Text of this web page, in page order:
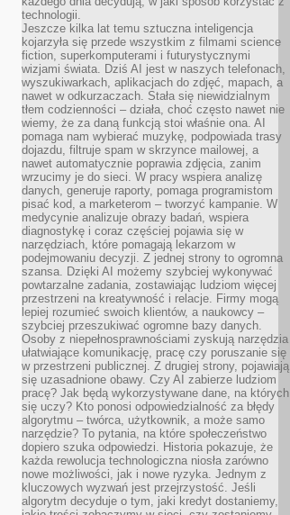
technologii.
Jeszcze kilka lat temu sztuczna inteligencja
kojarzyła się przede wszystkim z filmami science
fiction, superkomputerami i futurystycznymi
wizjami świata. Dziś AI jest w naszych telefonach,
wyszukiwarkach, aplikacjach do zdjęć, mapach, a
nawet w odkurzaczach. Stała się niewidzialnym
tłem codzienności – działa, choć często nawet nie
wiemy, że za daną funkcją stoi właśnie ona. AI
pomaga nam wybierać muzykę, podpowiada trasy
dojazdu, filtruje spam w skrzynce mailowej, a
nawet automatycznie poprawia zdjęcia, zanim
wrzucimy je do sieci. W pracy wspiera analizę
danych, generuje raporty, pomaga programistom
pisać kod, a marketerom – tworzyć kampanie. W
medycynie analizuje obrazy badań, wspiera
diagnostykę i coraz częściej pojawia się w
narzędziach, które pomagają lekarzom w
podejmowaniu decyzji. Z jednej strony to ogromna
szansa. Dzięki AI możemy szybciej wykonywać
powtarzalne zadania, zostawiając ludziom więcej
przestrzeni na kreatywność i relacje. Firmy mogą
lepiej rozumieć swoich klientów, a naukowcy –
szybciej przeszukiwać ogromne bazy danych.
Osoby z niepełnosprawnościami zyskują narzędzia
ułatwiające komunikację, pracę czy poruszanie się
w przestrzeni publicznej. Z drugiej strony, pojawiają
się uzasadnione obawy. Czy AI zabierze ludziom
pracę? Jak będą wykorzystywane dane, na których
się uczy? Kto ponosi odpowiedzialność za błędy
algorytmu – twórca, użytkownik, a może samo
narzędzie? To pytania, na które społeczeństwo
dopiero szuka odpowiedzi. Historia pokazuje, że
każda rewolucja technologiczna niosła zarówno
nowe możliwości, jak i nowe ryzyka. Jednym z
kluczowych wyzwań jest przejrzystość. Jeśli
algorytm decyduje o tym, jaki kredyt dostaniemy,